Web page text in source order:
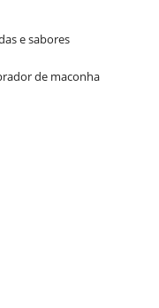
e sabores
de maconha